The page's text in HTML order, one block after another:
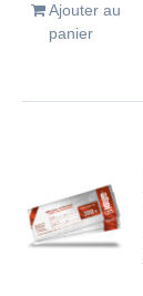
Ajouter au
panier